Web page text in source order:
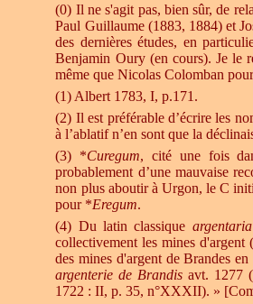
(0) Il ne s'agit pas, bien sûr, de
Paul Guillaume (1883, 1884) et
des dernières études, en
Benjamin Oury (en cours). Je le
même que Nicolas Colomban
(1) Albert 1783, I, p.171.
(2) Il est préférabled’écrire les
à l’ablatif n’en sont que la
(3) *Curegum, cité une fois
probablement d’une mauvaise
non plus aboutir à Urgon, le C
pour *Eregum.
(4) Du latin classique argentaria
collectivement les mines
des mines d'argent de Brandes
argenterie de Brandis avt. 1277
1722 : II, p. 35, n°XXXII). »